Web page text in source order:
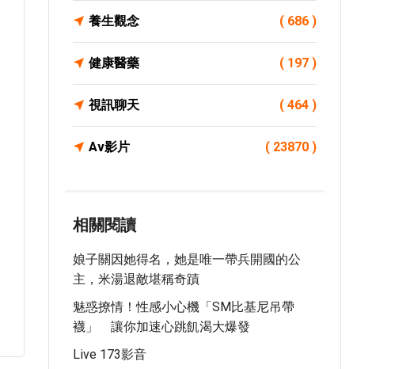
養生觀念 ( 686 )
健康醫藥 ( 197 )
視訊聊天 ( 464 )
Av影片 ( 23870 )
相關閱讀
娘子關因她得名，她是唯一帶兵開國的公
主，米湯退敵堪稱奇蹟
魅惑撩情！性感小心機「SM比基尼吊帶
襪」 讓你加速心跳飢渴大爆發
Live 173影音